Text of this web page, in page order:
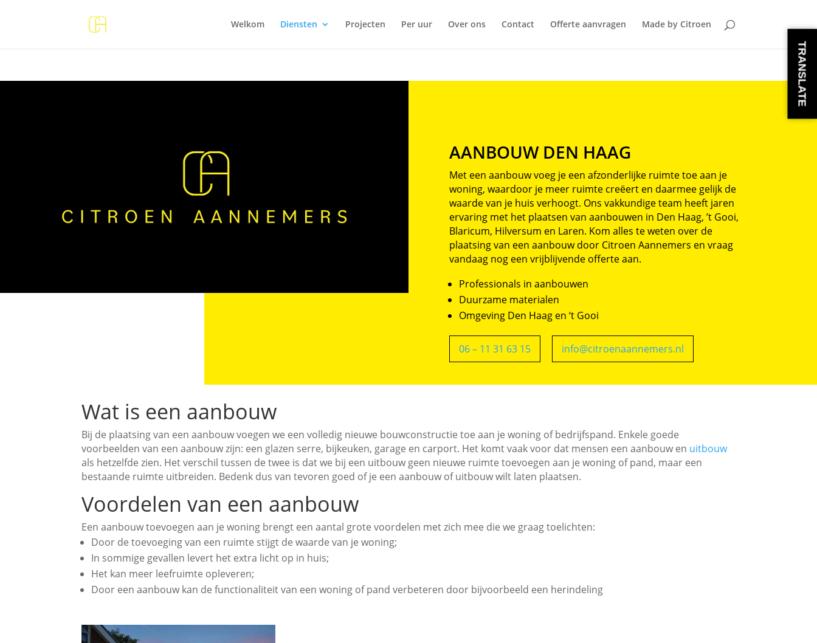
Welkom Diensten Projecten Per uur Over ons Contact Offerte aanvragen Made by Citroen
AANBOUW DEN HAAG
Met een aanbouw voeg je een afzonderlijke ruimte toe aan je
woning, waardoor je meer ruimte creëert en daarmee gelijk de
waarde van je huis verhoogt. Ons vakkundige team heeft jaren
ervaring met het plaatsen van aanbouwen in Den Haag, ’t Gooi,
Blaricum, Hilversum en Laren. Kom alles te weten over de
plaatsing van een aanbouw door Citroen Aannemers en vraag
vandaag nog een vrijblijvende offerte aan.
Professionals in aanbouwen
Duurzame materialen
Omgeving Den Haag en ‘t Gooi
06 – 11 31 63 15 info@citroenaannemers.nl
Wat is een aanbouw
Bij de plaatsing van een aanbouw voegen we een volledig nieuwe bouwconstructie toe aan je woning of bedrijfspand. Enkele goede
voorbeelden van een aanbouw zijn: een glazen serre, bijkeuken, garage en carport. Het komt vaak voor dat mensen een aanbouw en uitbouw
als hetzelfde zien. Het verschil tussen de twee is dat we bij een uitbouw geen nieuwe ruimte toevoegen aan je woning of pand, maar een
bestaande ruimte uitbreiden. Bedenk dus van tevoren goed of je een aanbouw of uitbouw wilt laten plaatsen.
Voordelen van een aanbouw
Een aanbouw toevoegen aan je woning brengt een aantal grote voordelen met zich mee die we graag toelichten:
Door de toevoeging van een ruimte stijgt de waarde van je woning;
In sommige gevallen levert het extra licht op in huis;
Het kan meer leefruimte opleveren;
Door een aanbouw kan de functionaliteit van een woning of pand verbeteren door bijvoorbeeld een herindeling
TRANSLATE